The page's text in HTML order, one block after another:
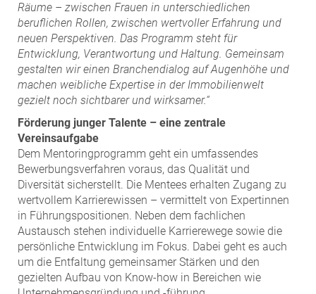
Räume – zwischen Frauen in unterschiedlichen
beruflichen Rollen, zwischen wertvoller Erfahrung und
neuen Perspektiven. Das Programm steht für
Entwicklung, Verantwortung und Haltung. Gemeinsam
gestalten wir einen Branchendialog auf Augenhöhe und
machen weibliche Expertise in der Immobilienwelt
gezielt noch sichtbarer und wirksamer.“
Förderung junger Talente – eine zentrale
Vereinsaufgabe
Dem Mentoringprogramm geht ein umfassendes
Bewerbungsverfahren voraus, das Qualität und
Diversität sicherstellt. Die Mentees erhalten Zugang zu
wertvollem Karrierewissen – vermittelt von Expertinnen
in Führungspositionen. Neben dem fachlichen
Austausch stehen individuelle Karrierewege sowie die
persönliche Entwicklung im Fokus. Dabei geht es auch
um die Entfaltung gemeinsamer Stärken und den
gezielten Aufbau von Know-how in Bereichen wie